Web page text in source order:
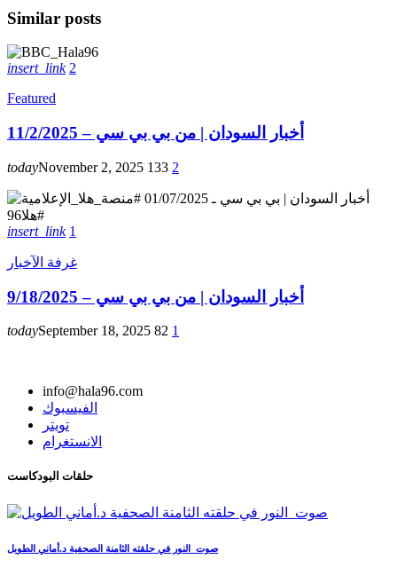
Similar posts
insert_link 2
Featured
أخبار السودان | من بي بي سي – 11/2/2025
todayNovember 2, 2025 133 2
insert_link 1
غرفة الآخبار
أخبار السودان | من بي بي سي – 9/18/2025
todaySeptember 18, 2025 82 1
info@hala96.com
الفيسبوك
تويتر
الانستغرام
حلقات البودكاست
صوت_النور في حلقته الثامنة الصحفية د.أماني الطويل